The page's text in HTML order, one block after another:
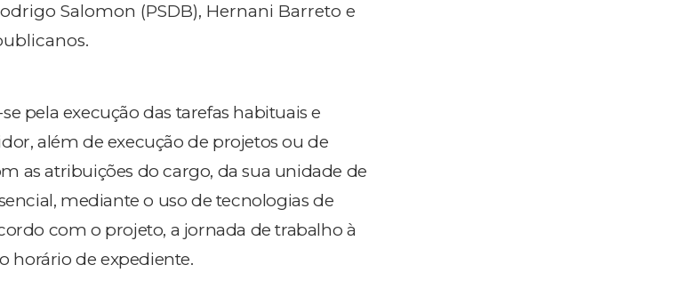
Salomon (PSDB), Hernani Barreto e
pela execução das tarefas habituais e
além de execução de projetos ou de
as atribuições do cargo, da sua unidade de
mediante o uso de tecnologias de
com o projeto, a jornada de trabalho à
horário de expediente.